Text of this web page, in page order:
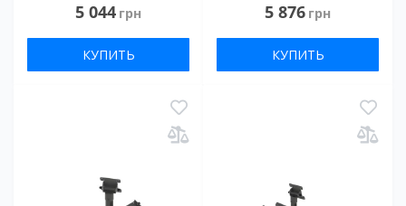
5 044 грн
КУПИТЬ
5 876 грн
КУПИТЬ